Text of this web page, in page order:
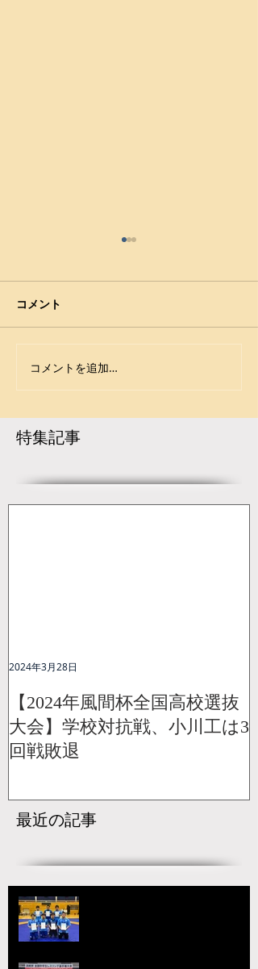
2024年風間杯全国高校選抜大
会 3月27日～29日 新潟・新
学校対抗戦・結果（JWF）
816/ 個人対抗戦・結果
（JWF）...
コメント
コメントを追加…
特集記事
【2024年風間杯全国高校選抜
大会】学校対抗戦、小川工は3
回戦敗退
2024年3月28日
最近の記事